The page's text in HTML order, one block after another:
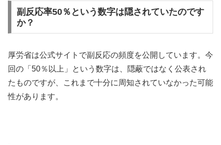
副反応率50％という数字は隠されていたのです
か？
厚労省は公式サイトで副反応の頻度を公開しています。今
回の「50％以上」という数字は、隠蔽ではなく公表され
たものですが、これまで十分に周知されていなかった可能
性があります。